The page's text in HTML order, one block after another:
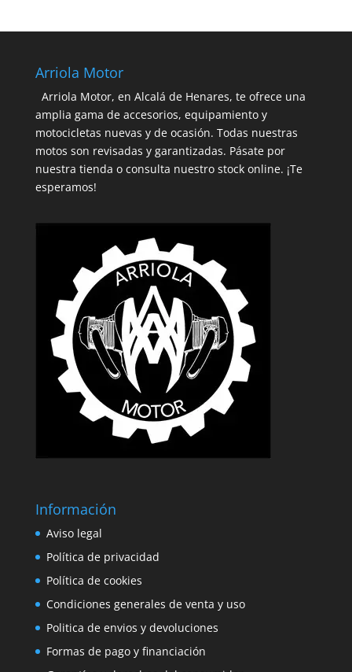
Arriola Motor
Arriola Motor, en Alcalá de Henares, te ofrece una
amplia gama de accesorios, equipamiento y
motocicletas nuevas y de ocasión. Todas nuestras
motos son revisadas y garantizadas. Pásate por
nuestra tienda o consulta nuestro stock online. ¡Te
esperamos!
Información
Aviso legal
Política de privacidad
Política de cookies
Condiciones generales de venta y uso
Politica de envios y devoluciones
Formas de pago y financiación